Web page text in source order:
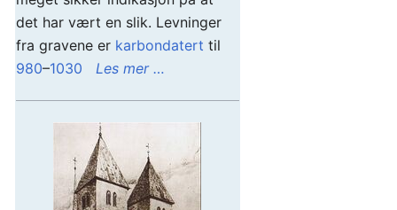
det har vært en slik. Levninger
fra gravene er karbondatert til
980–1030 Les mer …